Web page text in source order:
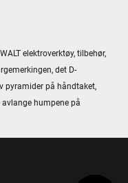
elektroverktøy, tilbehør,
det D-
pyramider på håndtaket,
humpene på